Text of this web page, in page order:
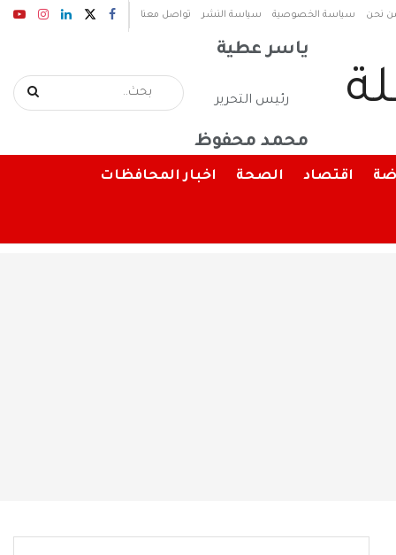
نحن سياسة الخصوصية سياسة النشر تواصل معنا رئيس مجلس الإدارة
ياسر عطية
رئيس التحرير
محمد محفوظ
اقتصاد الصحة اخبار المحافظات